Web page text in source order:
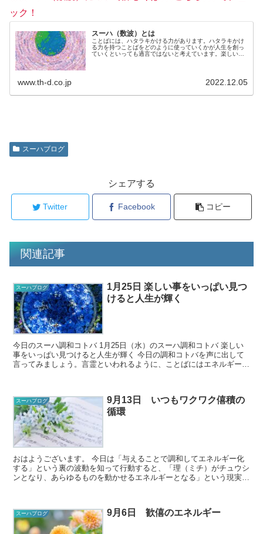
ック！
スーハ（数波）とは
ことばには、ハタラキかける力があります。ハタラキかけ
る力を持つことばをどのように使っていくかが人生を創っ
ていくといっても過言ではないと考えています。楽しいこ
www.th-d.co.jp 2022.12.05
スーハブログ
シェアする
Twitter Facebook コピー
関連記事
スーハブログ
1月25日 楽しい事をいっぱい見つ
けると人生が輝く
今日のスーハ調和コトバ 1月25日（水）のスーハ調和コトバ 楽しい
事をいっぱい見つけると人生が輝く 今日の調和コトバを声に出して
言ってみましょう。言霊といわれるように、ことばにはエネルギーが
スーハブログ
9月13日 いつもワクワク僖積の
循環
おはようございます。 今日は「与えることで調和してエネルギー化
する」という裏の波動を知って行動すると、「理（ミチ）がチュウシ
ンとなり、あらゆるものを動かせるエネルギーとなる」という現実の
スーハブログ 9月6日 歓僖のエネルギー